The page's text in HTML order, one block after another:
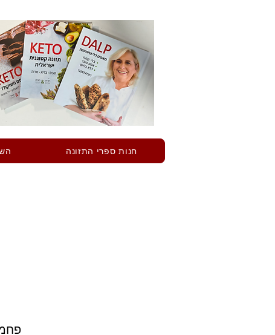
חנות ספרי התזונה
פחמימות